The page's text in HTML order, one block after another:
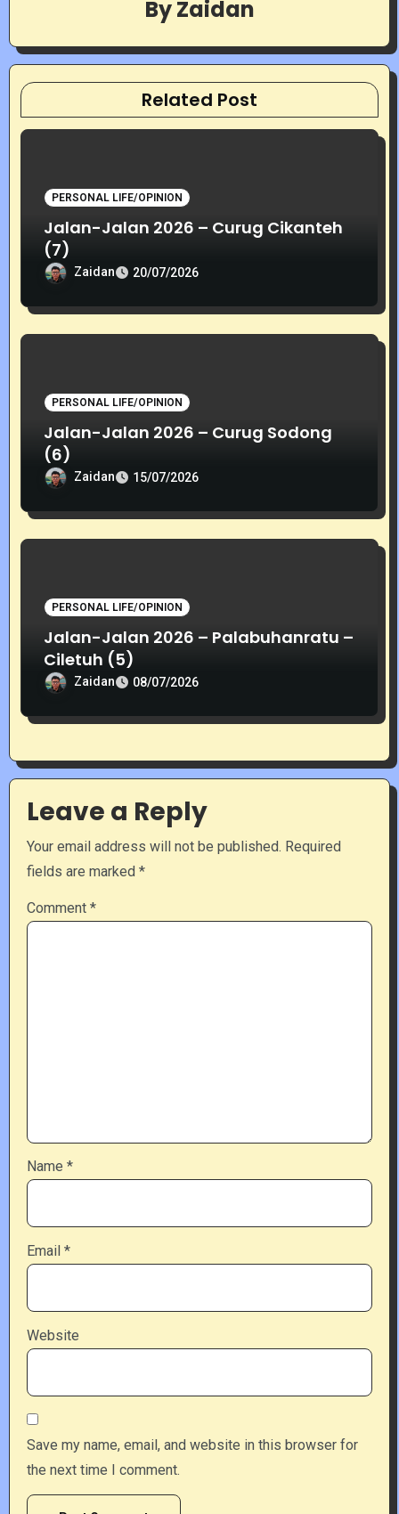
g
a
t
o
n
ByZaidan
Related Post
PERSONAL LIFE/OPINION
Jalan-Jalan 2026 – Curug Cikanteh
(7)
Zaidan 20/07/2026
PERSONAL LIFE/OPINION
Jalan-Jalan 2026 – Curug Sodong
(6)
Zaidan 15/07/2026
PERSONAL LIFE/OPINION
Jalan-Jalan 2026 – Palabuhanratu –
Ciletuh (5)
Zaidan 08/07/2026
Leave a Reply
Your email address will not be published. Required
fields are marked *
Comment *
Name *
Email *
Website
Save my name, email, and website in this browser for
the next time I comment.